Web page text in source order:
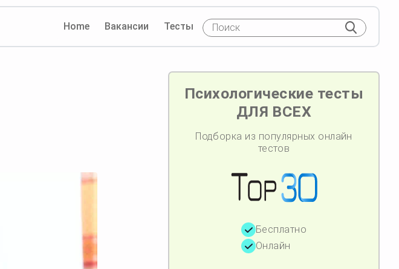
Home Вакансии Тесты
Психологические тесты
ДЛЯ ВСЕХ
Подборка из популярных онлайн
тестов
Бесплатно
Онлайн